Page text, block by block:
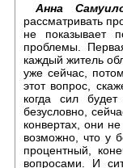
Анна
рассматривать
не показывает
проблемы.
каждый житель
уже сейчас,
этот вопрос,
когда сил
безусловно,
конвертах, они
возможно, что у
процентный,
вопросами. И